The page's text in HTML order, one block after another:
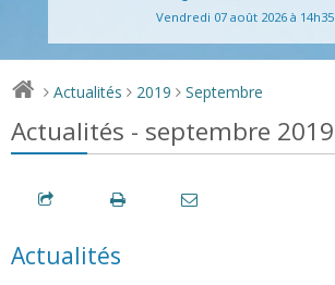
Vendredi 07 août 2026 à 14h35
> Actualités > 2019 > Septembre
Actualités - septembre 2019
Actualités